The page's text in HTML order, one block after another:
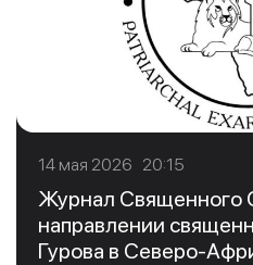
14 мая 2026 20:15
Журнал Священного
направлении
Гурова в Северо-